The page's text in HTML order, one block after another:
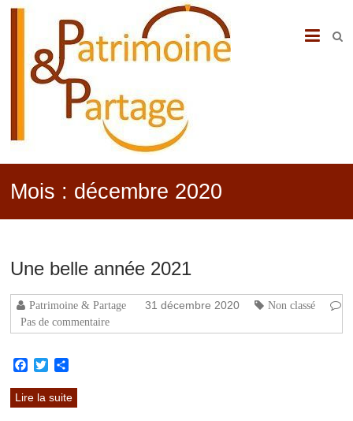
PATRIMOINE
PARTAGE
Mois : décembre 2020
Une belle année 2021
Patrimoine & Partage 31 décembre 2020
Non classé
Pas de commentaire
Facebook
Twitter
Lire la suite